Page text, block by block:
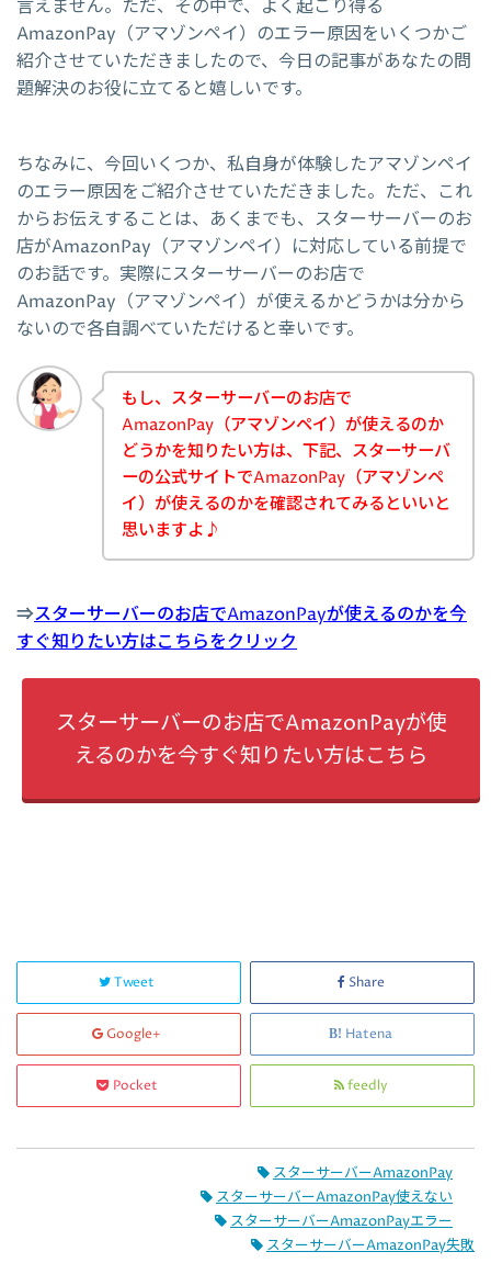
言えません。ただ、その中で、よく起こり得る
AmazonPay（アマゾンペイ）のエラー原因をいくつかご
紹介させていただきましたので、今日の記事があなたの問
題解決のお役に立てると嬉しいです。
ちなみに、今回いくつか、私自身が体験したアマゾンペイ
のエラー原因をご紹介させていただきました。ただ、これ
からお伝えすることは、あくまでも、スターサーバーのお
店がAmazonPay（アマゾンペイ）に対応している前提で
のお話です。実際にスターサーバーのお店で
AmazonPay（アマゾンペイ）が使えるかどうかは分から
ないので各自調べていただけると幸いです。
もし、スターサーバーのお店で
AmazonPay（アマゾンペイ）が使えるのか
どうかを知りたい方は、下記、スターサーバ
ーの公式サイトでAmazonPay（アマゾンペ
イ）が使えるのかを確認されてみるといいと
思いますよ♪
⇒スターサーバーのお店でAmazonPayが使えるのかを今
すぐ知りたい方はこちらをクリック
スターサーバーのお店でAmazonPayが使
えるのかを今すぐ知りたい方はこちら
Tweet Share
Google+ Hatena
Pocket feedly
スターサーバーAmazonPay
スターサーバーAmazonPay使えない
スターサーバーAmazonPayエラー
スターサーバーAmazonPay失敗